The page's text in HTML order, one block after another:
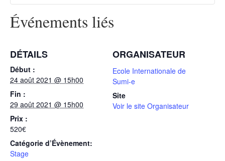
DÉTAILS
Début :
24 août 2021 @ 15h00
Fin :
29 août 2021 @ 15h00
Prix :
520€
Catégorie d’Évènement:
Stage
ORGANISATEUR
Ecole Internationale de
Sumi-e
Site
Voir le site Organisateur
Événements liés